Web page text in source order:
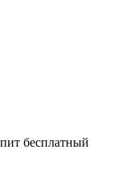
бесплатный